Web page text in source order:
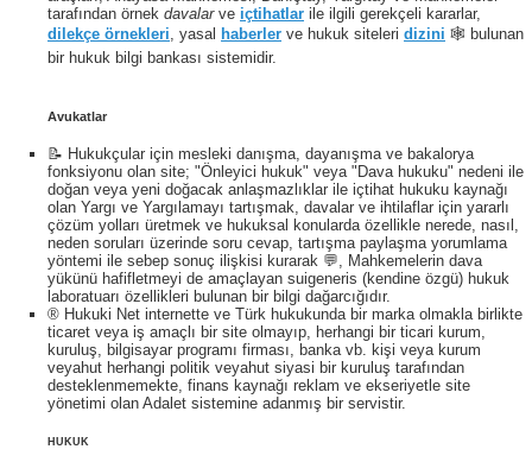
tarafından örnek davalarve içtihatlar ile ilgili gerekçeli kararlar,
dilekçe örnekleri , yasal haberler ve hukuk siteleri dizini 🕸 bulunan
bir hukuk bilgi bankası sistemidir.
Avukatlar
📝 Hukukçular için mesleki danışma, dayanışma ve bakalorya
fonksiyonu olan site; "Önleyici hukuk" veya "Dava hukuku" nedeni ile
doğan veya yeni doğacak anlaşmazlıklar ile içtihat hukuku kaynağı
olan Yargı ve Yargılamayı tartışmak, davalar ve ihtilaflar için yararlı
çözüm yolları üretmek ve hukuksal konularda özellikle nerede, nasıl,
neden soruları üzerinde soru cevap, tartışma paylaşma yorumlama
yöntemi ile sebep sonuç ilişkisi kurarak 💬, Mahkemelerin dava
yükünü hafifletmeyi de amaçlayan suigeneris (kendine özgü) hukuk
laboratuarı özellikleri bulunan bir bilgi dağarcığıdır.
® Hukuki Net internette ve Türk hukukunda bir marka olmakla birlikte
ticaret veya iş amaçlı bir site olmayıp, herhangi bir ticari kurum,
kuruluş, bilgisayar programı firması, banka vb. kişi veya kurum
veyahut herhangi politik veyahut siyasi bir kuruluş tarafından
desteklenmemekte, finans kaynağı reklam ve ekseriyetle site
yönetimi olan Adalet sistemine adanmış bir servistir.
HUKUK